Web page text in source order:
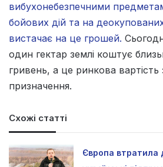
вибухонебезпечними
бойових дій та на
вистачає на це грошей.
один гектар землі коштує
гривень, а це ринкова вартість
призначення.
Схожі статті
Європа втратила